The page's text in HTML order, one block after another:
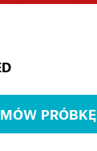
PRÓBKĘ